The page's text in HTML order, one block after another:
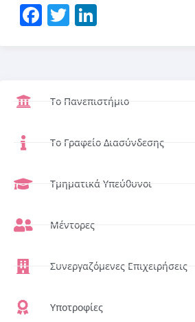
Facebook
Twitter
Το Πανεπιστήμιο
Το Γραφείο Διασύνδεσης
Τμηματικά Υπεύθυνοι
Μέντορες
Συνεργαζόμενες Επιχειρήσεις
Υποτροφίες